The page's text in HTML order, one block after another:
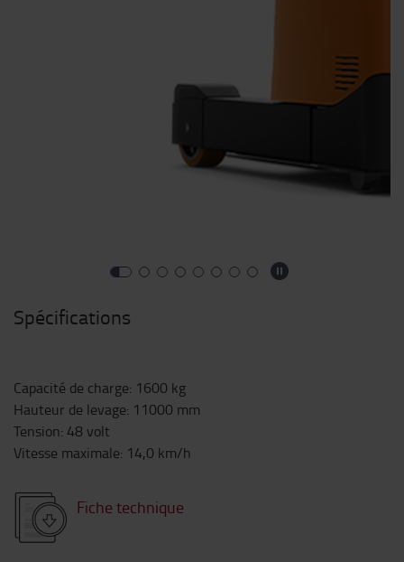
Spécifications
Capacité de charge: 1600 kg
Hauteur de levage: 11000 mm
Tension: 48 volt
Vitesse maximale: 14,0 km/h
Fiche technique